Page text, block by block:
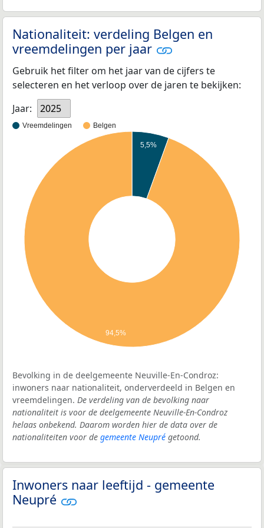
Nationaliteit: verdeling Belgen en
vreemdelingen per jaar
Gebruik het filter om het jaar van de cijfers te
selecteren en het verloop over de jaren te bekijken:
Jaar:
2025
Vreemdelingen Belgen
5,5%
94,5%
Bevolking in de deelgemeente Neuville-En-Condroz:
inwoners naar nationaliteit, onderverdeeld in Belgen en
vreemdelingen. De verdeling van de bevolking naar
nationaliteit is voor de deelgemeente Neuville-En-Condroz
helaas onbekend. Daarom worden hier de data over de
nationaliteiten voor de gemeente Neupré getoond.
Inwoners naar leeftijd - gemeente
Neupré